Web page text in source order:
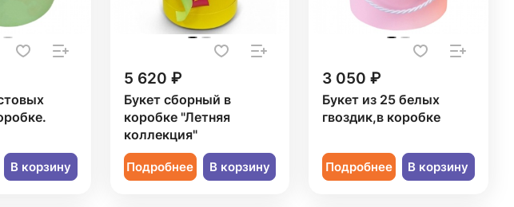
В корзину
5 620 ₽
Букет сборный в
коробке "Летняя
коллекция"
Подробнее В корзину
3 050 ₽
Букет из 25 белых
гвоздик,в коробке
Подробнее В корзину